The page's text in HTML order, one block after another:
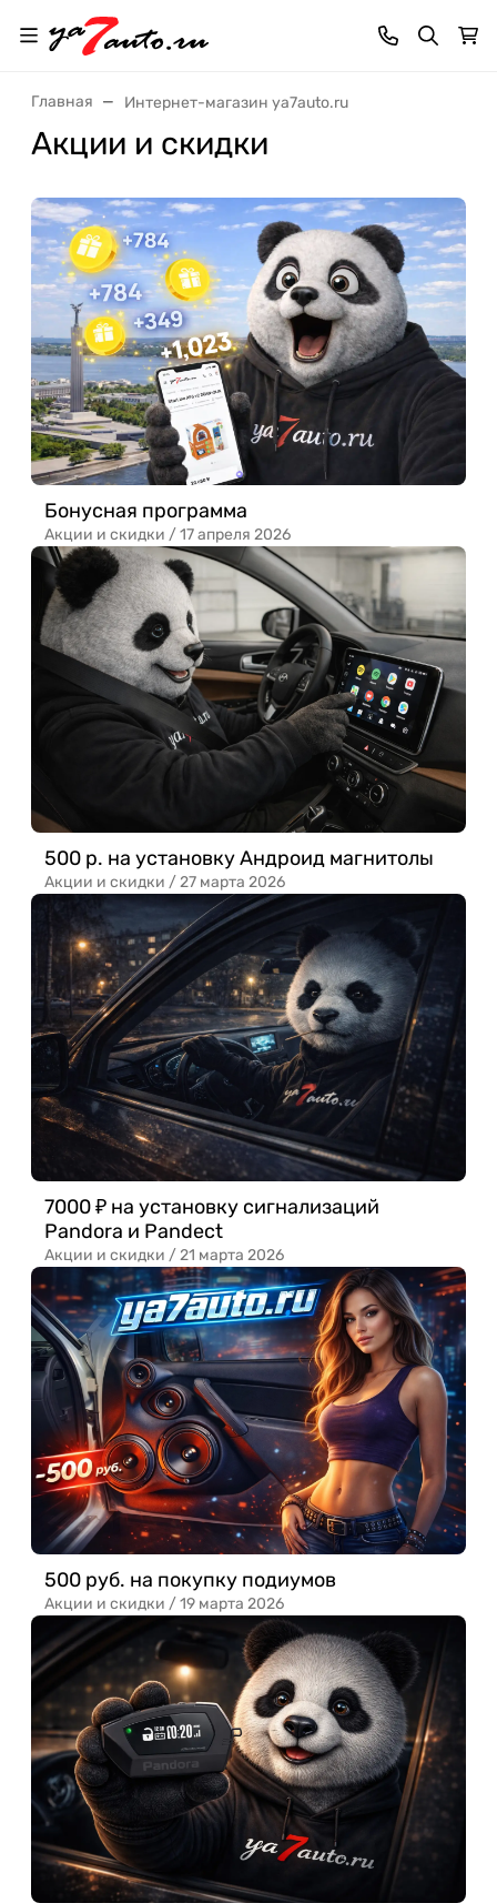
Главная Интернет-магазин ya7auto.ru
Акции и скидки
Бонусная программа
Акции и скидки /17 апреля 2026
500 р. на установку Андроид магнитолы
Акции и скидки /27 марта 2026
7000 ₽ на установку сигнализаций
Pandora и Pandect
Акции и скидки /21 марта 2026
500 руб. на покупку подиумов
Акции и скидки /19 марта 2026